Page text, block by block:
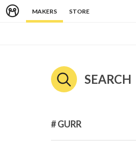
MAKERS STORE
SEARCH
# GURR